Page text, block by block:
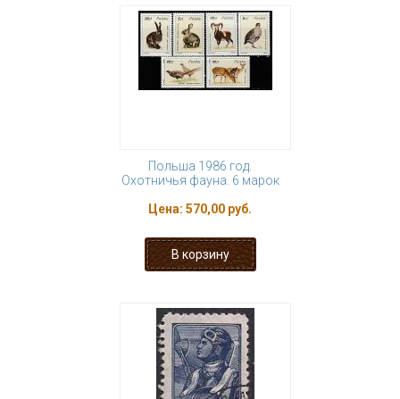
Польша 1986 год.
Охотничья фауна. 6 марок
Цена: 570,00 руб.